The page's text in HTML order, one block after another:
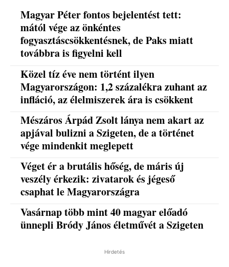
Magyar Péter fontos bejelentést tett:
mától vége az önkéntes
fogyasztáscsökkentésnek, de Paks miatt
továbbra is figyelni kell
Közel tíz éve nem történt ilyen
Magyarországon: 1,2 százalékra zuhant az
infláció, az élelmiszerek ára is csökkent
Mészáros Árpád Zsolt lánya nem akart az
apjával bulizni a Szigeten, de a történet
vége mindenkit meglepett
Véget ér a brutális hőség, de máris új
veszély érkezik: zivatarok és jégeső
csaphat le Magyarországra
Vasárnap több mint 40 magyar előadó
ünnepli Bródy János életművét a Szigeten
Hirdetés